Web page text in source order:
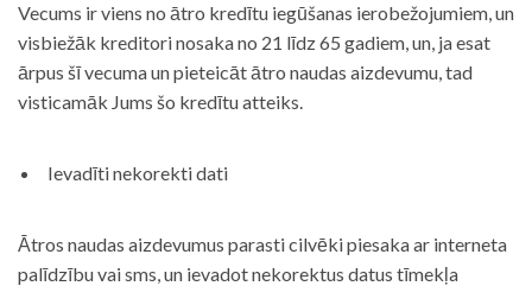
Vecums ir viens no ātro kredītu iegūšanas ierobežojumiem, un
visbiežāk kreditori nosaka no 21 līdz 65 gadiem, un, ja esat
ārpus šī vecuma un pieteicāt ātro naudas aizdevumu, tad
visticamāk Jums šo kredītu atteiks.
Ievadīti nekorekti dati
Ātros naudas aizdevumus parasti cilvēki piesaka ar interneta
palīdzību vai sms, un ievadot nekorektus datus tīmekļa